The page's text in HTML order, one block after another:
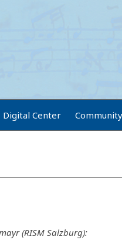
Digital Center Community
(RISM Salzburg):